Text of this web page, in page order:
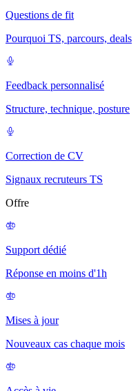
Questions de fit
Pourquoi TS, parcours, deals
Feedback personnalisé
Structure, technique, posture
Correction de CV
Signaux recruteurs TS
Offre
Support dédié
Réponse en moins d'1h
Mises à jour
Nouveaux cas chaque mois